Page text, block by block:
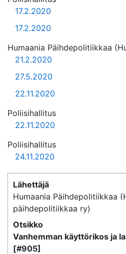
17.2.2020
17.2.2020
Humaania Päihdepolitiikkaa
21.2.2020
27.5.2020
22.11.2020
Poliisihallitus
22.11.2020
Poliisihallitus
24.11.2020
Lähettäjä
Humaania Päihdepolitiikkaa
päihdepolitiikkaa ry)
Otsikko
Vanhemman käyttörikos ja
[#905]